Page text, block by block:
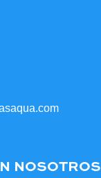
NOSOTROS